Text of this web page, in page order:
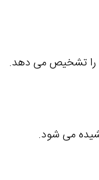
را تشخیص می دهد.
می شود.